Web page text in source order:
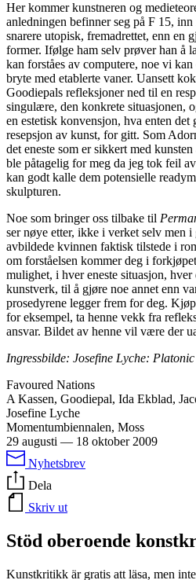
Her kommer kunstneren og
anledningen befinner seg på F 15, inn
snarere utopisk, fremadrettet, enn en
former. Ifølge ham selv prøver han å
kan forståes av computere, noe vi
bryte med etablerte vaner. Uansett
Goodiepals refleksjoner ned til en
singulære, den konkrete situasjonen,
en estetisk konvensjon, hva enten
resepsjon av kunst, for gitt. Som
det eneste som er sikkert med
ble påtagelig for meg da jeg tok feil
kan godt kalle dem potensielle
skulpturen.
Noe som bringer oss tilbake til
ser nøye etter, ikke i verket selv men
avbildede kvinnen faktisk tilstede i
om forståelsen kommer deg i
mulighet, i hver eneste situasjon, hver
kunstverk, til å gjøre noe annet enn
prosedyrene legger frem for deg.
for eksempel, ta henne vekk fra
ansvar. Bildet av henne vil være der
Ingressbilde: Josefine Lyche:
Favoured Nations
A Kassen, Goodiepal, Ida Ekblad,
Josefine Lyche
Momentumbiennalen, Moss
29 augusti — 18 oktober 2009
Nyhetsbrev
Dela
Skriv ut
Stöd oberoende
Kunstkritikk är gratis att läsa, men